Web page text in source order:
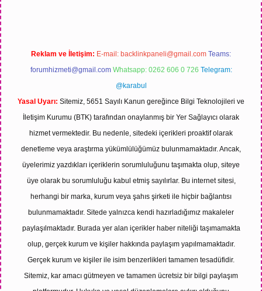
Reklam ve İletişim: E-mail: backlinkpaneli@gmail.com Teams:
forumhizmeti@gmail.com Whatsapp: 0262 606 0 726 Telegram:
@karabul
Yasal Uyarı: Sitemiz, 5651 Sayılı Kanun gereğince Bilgi Teknolojileri ve
İletişim Kurumu (BTK) tarafından onaylanmış bir Yer Sağlayıcı olarak
hizmet vermektedir. Bu nedenle, sitedeki içerikleri proaktif olarak
denetleme veya araştırma yükümlülüğümüz bulunmamaktadır. Ancak,
üyelerimiz yazdıkları içeriklerin sorumluluğunu taşımakta olup, siteye
üye olarak bu sorumluluğu kabul etmiş sayılırlar. Bu internet sitesi,
herhangi bir marka, kurum veya şahıs şirketi ile hiçbir bağlantısı
bulunmamaktadır. Sitede yalnızca kendi hazırladığımız makaleler
paylaşılmaktadır. Burada yer alan içerikler haber niteliği taşımamakta
olup, gerçek kurum ve kişiler hakkında paylaşım yapılmamaktadır.
Gerçek kurum ve kişiler ile isim benzerlikleri tamamen tesadüfidir.
Sitemiz, kar amacı gütmeyen ve tamamen ücretsiz bir bilgi paylaşım